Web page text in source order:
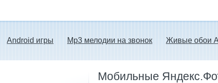
Android игры Mp3 мелодии на звонок Живые обои
Мобильные